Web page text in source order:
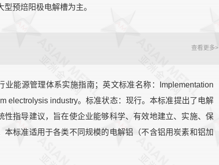
预焙阳极电解槽为主。
查看更多>
能源管理体系实施指南；英文标准名称：Implementation
electrolysis industry。标准状态：现行。本标准提出了电解
指导建议，旨在使企业能够科学、有效地建立、实施、保
标准适用于各类不同规模的电解铝（不含铝用炭素和铝加